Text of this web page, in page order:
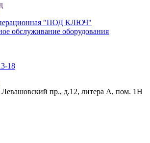
"ПОД КЛЮЧ"
обслуживание оборудования
18
Левашовский пр., д.12, литера А, пом. 1Н